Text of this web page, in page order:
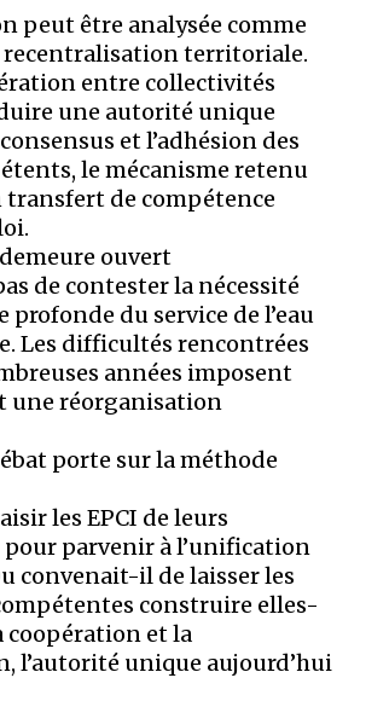
peut être analysée comme
recentralisation territoriale.
entre collectivités
une autorité unique
et l’adhésion des
le mécanisme retenu
transfert de compétence
ouvert
de contester la nécessité
profonde du service de l’eau
Les difficultés rencontrées
années imposent
une réorganisation
porte sur la méthode
les EPCI de leurs
pour parvenir à l’unification
convenait-il de laisser les
construire elles-
coopération et la
l’autorité unique aujourd’hui